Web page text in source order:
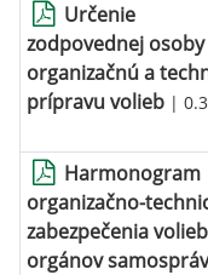
Určenie
zodpovednej
organizačnú a
prípravu volieb |
Harmonogram
organizačno-
zabezpečenia
orgánov